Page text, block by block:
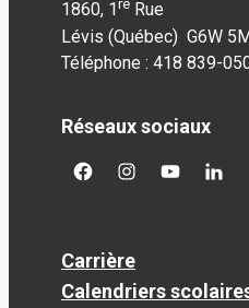
1860, 1 re Rue
Lévis (Québec) G6W
Téléphone : 418 839-
Réseaux sociaux
facebookgoogleplus
googleplus
Carrière
Calendriers